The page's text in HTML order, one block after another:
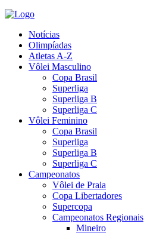
Notícias
Olimpíadas
Atletas A-Z
Vôlei Masculino
Copa Brasil
Superliga
Superliga B
Superliga C
Vôlei Feminino
Copa Brasil
Superliga
Superliga B
Superliga C
Campeonatos
Vôlei de Praia
Copa Libertadores
Supercopa
Campeonatos Regionais
Mineiro